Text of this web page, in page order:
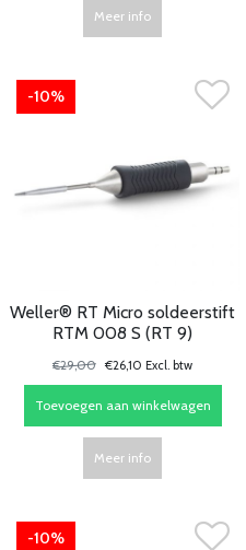
Meer info
-10%
Weller® RT Micro soldeerstift
RTM 008 S (RT 9)
€29,00 €26,10 Excl. btw
Toevoegen aan winkelwagen
Meer info
-10%